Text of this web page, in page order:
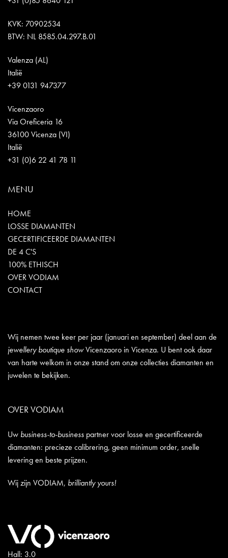
KVK: 70902534
BTW: NL 8585.04.297.B.01
Valenza (AL)
Italië
+39 0131 947377
Vicenzaoro
Via Oreficeria 16
36100 Vicenza (VI)
Italië
+31 (0)6 22 41 78 11
MENU
HOME
LOSSE DIAMANTEN
GECERTIFICEERDE DIAMANTEN
DE 4 C'S
100% ETHISCH
OVER VODIAM
CONTACT
Wij nemen twee keer per jaar (januari en september) deel aan de
jewellery boutique showVicenzaoro in Vicenza. U bent ook daar
van harte welkom in onze stand om onze collecties diamanten en
juwelen te bekijken.
OVER VODIAM
Uw business-to-business partner voor losse en gecertificeerde
diamanten: precieze calibrering, geen minimum order, snelle
levering en beste prijzen.
Wij zijn VODIAM, brilliantly yours!
Hall: 3.0